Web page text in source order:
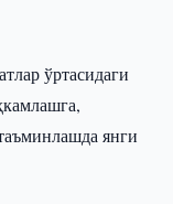
ўртасидаги
янги